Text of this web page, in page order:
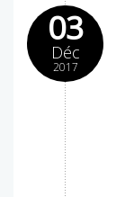
03
Déc
2017